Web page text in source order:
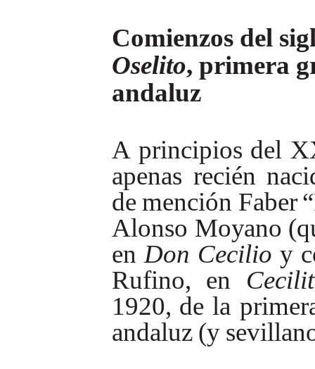
Comienzos del
Oselito, primera
andaluz
A principios del
apenas recién
de mención Faber
Alonso Moyano
en Don Cecilio y
Rufino, en
1920, de la
andaluz (y